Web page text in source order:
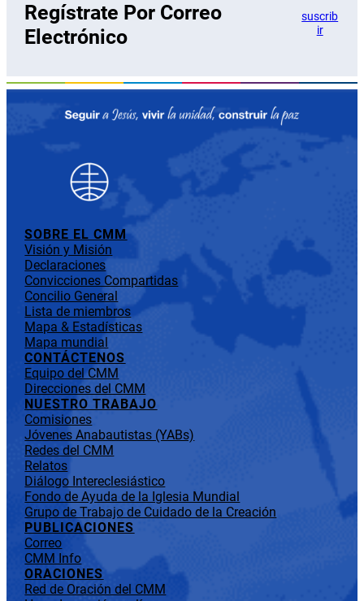
Regístrate Por Correo
Electrónico
suscrib
ir
SOBRE EL CMM
Visión y Misión
Declaraciones
Convicciones Compartidas
Concilio General
Lista de miembros
Mapa & Estadísticas
Mapa mundial
CONTÁCTENOS
Equipo del CMM
Direcciones del CMM
NUESTRO TRABAJO
Comisiones
Jóvenes Anabautistas (YABs)
Redes del CMM
Relatos
Diálogo Intereclesiástico
Fondo de Ayuda de la Iglesia Mundial
Grupo de Trabajo de Cuidado de la Creación
PUBLICACIONES
Correo
CMM Info
ORACIONES
Red de Oración del CMM